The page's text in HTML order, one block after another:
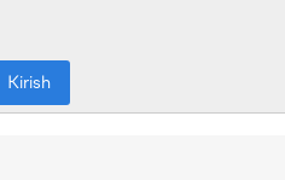
Kirish